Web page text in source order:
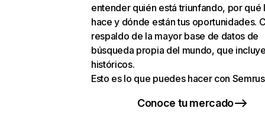
entender quién está triunfando, por qué
hace y dónde están tus oportunidades.
respaldo de la mayor base de datos de
búsqueda propia del mundo, que
históricos.
Esto es lo que puedes hacer con
Conoce tu mercado